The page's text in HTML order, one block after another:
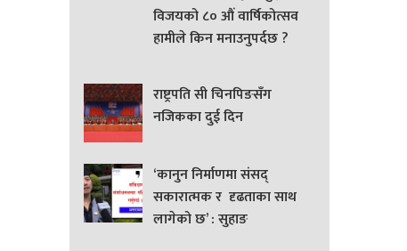
विजयको ८० औं वार्षिकोत्सव
हामीले किन मनाउनुपर्दछ ?
राष्ट्रपति सी चिनपिङसँग
नजिकका दुई दिन
‘कानुन निर्माणमा संसद्
सकारात्मक र दृढताका साथ
लागेको छ’ : सुहाङ